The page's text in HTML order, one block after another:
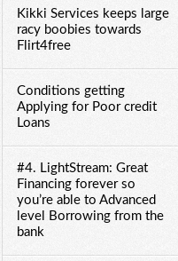
Kikki Services keeps large
racy boobies towards
Flirt4free
Conditions getting
Applying for Poor credit
Loans
#4. LightStream: Great
Financing forever so
you’re able to Advanced
level Borrowing from the
bank